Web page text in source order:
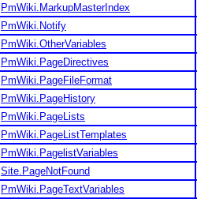
PmWiki.MarkupMasterIndex
PmWiki.Notify
PmWiki.OtherVariables
PmWiki.PageDirectives
PmWiki.PageFileFormat
PmWiki.PageHistory
PmWiki.PageLists
PmWiki.PageListTemplates
PmWiki.PagelistVariables
Site.PageNotFound
PmWiki.PageTextVariables